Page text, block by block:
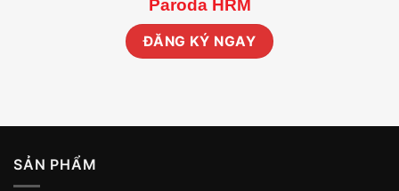
Paroda HRM
ĐĂNG KÝ NGAY
SẢN PHẨM